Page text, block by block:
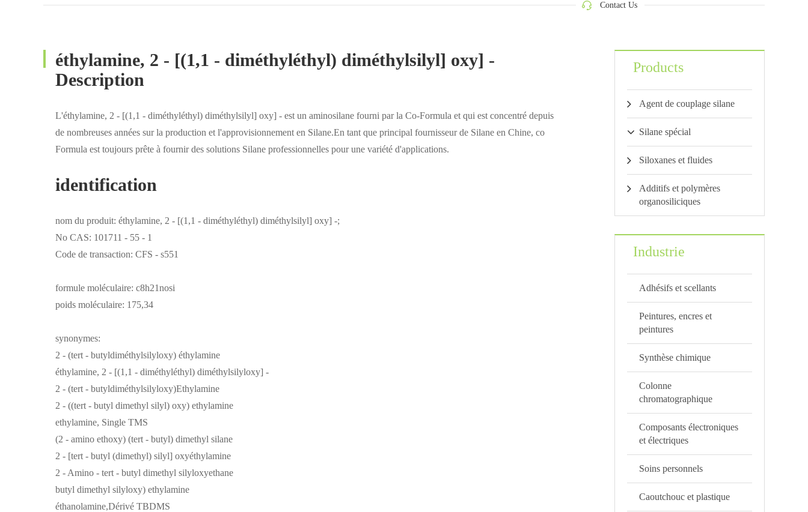
Contact Us
éthylamine, 2 - [(1,1 - diméthyléthyl) diméthylsilyl] oxy] -
Description
L'éthylamine, 2 - [(1,1 - diméthyléthyl) diméthylsilyl] oxy] - est un aminosilane fourni par la Co-Formula et qui est concentré depuis
de nombreuses années sur la production et l'approvisionnement en Silane.En tant que principal fournisseur de Silane en Chine, co
Formula est toujours prête à fournir des solutions Silane professionnelles pour une variété d'applications.
identification
nom du produit: éthylamine, 2 - [(1,1 - diméthyléthyl) diméthylsilyl] oxy] -;
No CAS: 101711 - 55 - 1
Code de transaction: CFS - s551
formule moléculaire: c8h21nosi
poids moléculaire: 175,34
synonymes:
2 - (tert - butyldiméthylsilyloxy) éthylamine
éthylamine, 2 - [(1,1 - diméthyléthyl) diméthylsilyloxy] -
2 - (tert - butyldiméthylsilyloxy)Ethylamine
2 - ((tert - butyl dimethyl silyl) oxy) ethylamine
ethylamine, Single TMS
(2 - amino ethoxy) (tert - butyl) dimethyl silane
2 - [tert - butyl (dimethyl) silyl] oxyéthylamine
2 - Amino - tert - butyl dimethyl silyloxyethane
butyl dimethyl silyloxy) ethylamine
éthanolamine,Dérivé TBDMS
Products
Agent de couplage silane
Silane spécial
Siloxanes et fluides
Additifs et polymères
organosiliciques
Industrie
Adhésifs et scellants
Peintures, encres et
peintures
Synthèse chimique
Colonne
chromatographique
Composants électroniques
et électriques
Soins personnels
Caoutchouc et plastique